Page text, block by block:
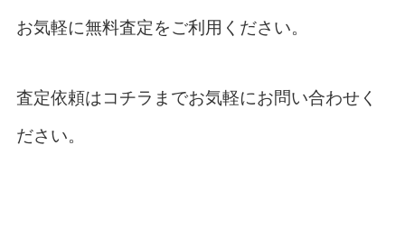
お気軽に無料査定をご利用ください。
査定依頼はコチラ までお気軽にお問い合わせく
ださい。